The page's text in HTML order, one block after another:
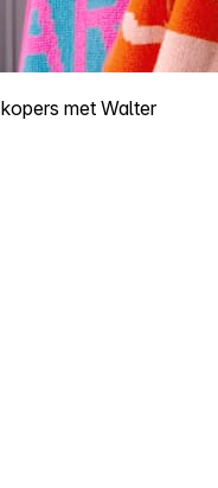
kopers met Walter